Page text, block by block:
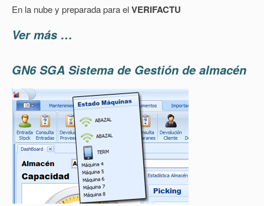
En la nube y preparada para elVERIFACTU
Ver más …
GN6 SGA Sistema de Gestión de almacén